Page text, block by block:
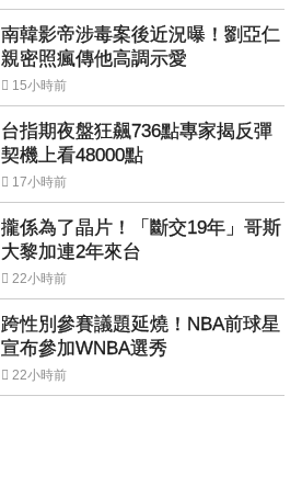
南韓影帝涉毒案後近況曝！劉亞仁
親密照瘋傳他高調示愛
15小時前
台指期夜盤狂飆736點專家揭反彈
契機上看48000點
17小時前
攏係為了晶片！「斷交19年」哥斯
大黎加連2年來台
22小時前
跨性別參賽議題延燒！NBA前球星
宣布參加WNBA選秀
22小時前